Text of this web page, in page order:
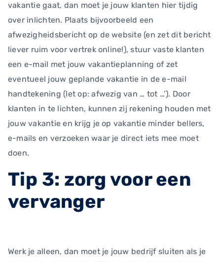
vakantie gaat, dan moet je jouw klanten hier tijdig
over inlichten. Plaats bijvoorbeeld een
afwezigheidsbericht op de website (en zet dit bericht
liever ruim voor vertrek online!), stuur vaste klanten
een e-mail met jouw vakantieplanning of zet
eventueel jouw geplande vakantie in de e-mail
handtekening (let op: afwezig van … tot …’). Door
klanten in te lichten, kunnen zij rekening houden met
jouw vakantie en krijg je op vakantie minder bellers,
e-mails en verzoeken waar je direct iets mee moet
doen.
Tip 3: zorg voor een
vervanger
Werk je alleen, dan moet je jouw bedrijf sluiten als je